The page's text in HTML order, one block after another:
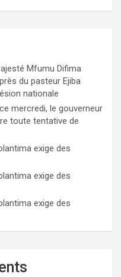
Mfumu Difima
du pasteur Ejiba
nationale
mercredi, le gouverneur
toute tentative de
exige des
exige des
exige des